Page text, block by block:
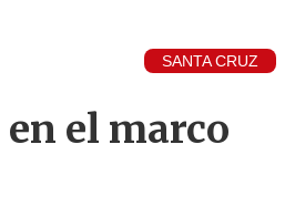
SANTA CRUZ
el marco